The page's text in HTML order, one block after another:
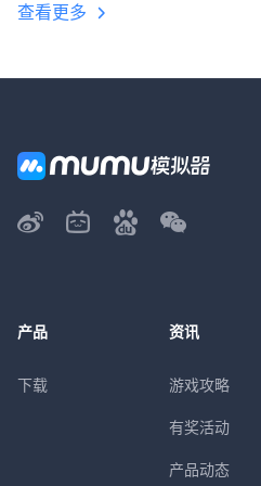
查看更多
产品
下载
资讯
游戏攻略
有奖活动
产品动态